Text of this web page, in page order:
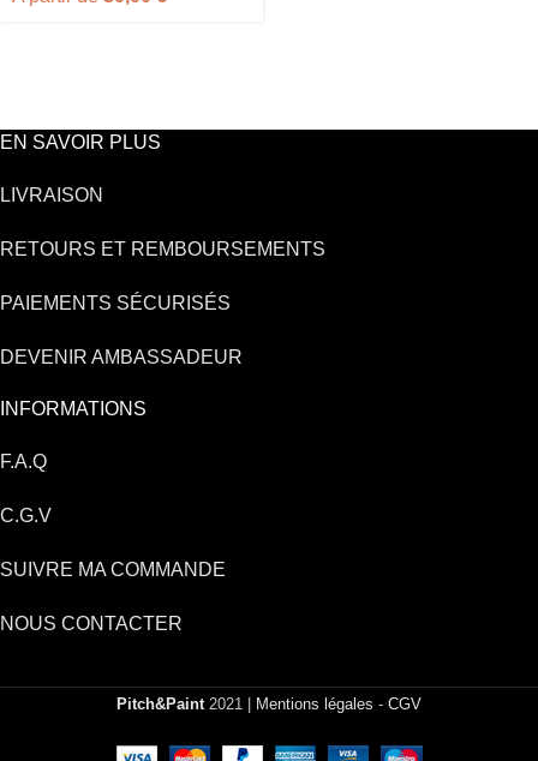
EN SAVOIR PLUS
LIVRAISON
RETOURS ET REMBOURSEMENTS
PAIEMENTS SÉCURISÉS
DEVENIR AMBASSADEUR
INFORMATIONS
F.A.Q
C.G.V
SUIVRE MA COMMANDE
NOUS CONTACTER
Pitch&Paint 2021 | Mentions légales - CGV